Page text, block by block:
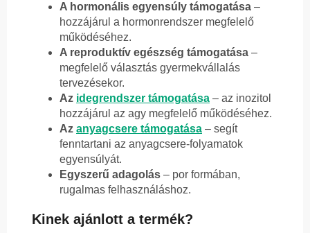
A hormonális egyensúly támogatása –
hozzájárul a hormonrendszer megfelelő
működéséhez.
A reproduktív egészség támogatása –
megfelelő választás gyermekvállalás
tervezésekor.
Az idegrendszer támogatása – az inozitol
hozzájárul az agy megfelelő működéséhez.
Az anyagcsere támogatása – segít
fenntartani az anyagcsere-folyamatok
egyensúlyát.
Egyszerű adagolás – por formában,
rugalmas felhasználáshoz.
Kinek ajánlott a termék?